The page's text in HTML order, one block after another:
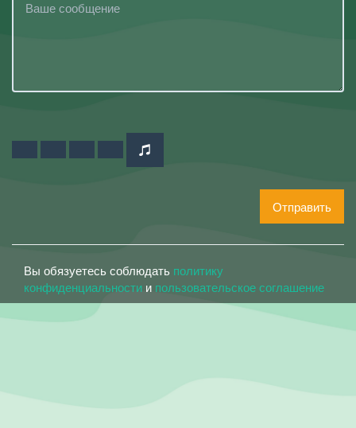
Отправить
Вы обязуетесь соблюдать политику
конфиденциальности и пользовательское соглашение